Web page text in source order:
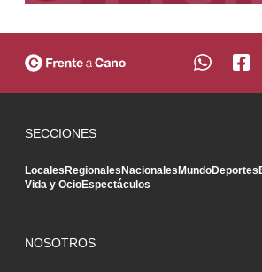
SECCIONES
LocalesRegionalesNacionalesMundoDeportes
Vida y OcioEspectáculos
NOSOTROS